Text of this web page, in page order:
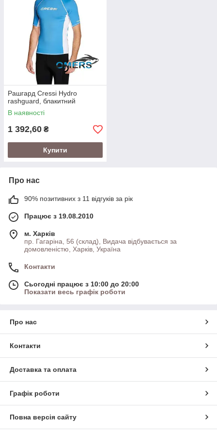
Збільшує кровообіг у м'язах, дозволяючи швидше
відновлюватися
Не дратує шкіру
Не обмежує свободу м'язів
Рашгард Cressi Hydro
rashguard, блакитний
В наявності
1 392,60 ₴
Купити
Про нас
90% позитивних з 11 відгуків за рік
Працює з 19.08.2010
м. Харків
пр. Гагаріна, 56 (склад), Видача відбувається за
домовленістю, Харків, Україна
Контакти
Сьогодні працює з 10:00 до 20:00
Показати весь графік роботи
Про нас
Контакти
Доставка та оплата
Графік роботи
Повна версія сайту